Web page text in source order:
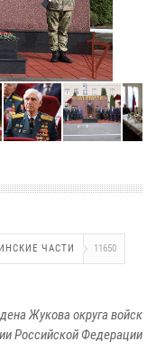
ЧАСТИ 11650
Жукова округа войск
Российской Федерации